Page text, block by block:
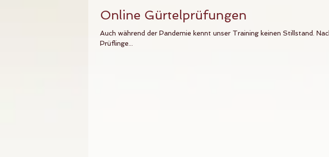
Online Gürtelprüfungen
Auch während der Pandemie kennt unser Training keinen Stillstand.
Prüflinge...